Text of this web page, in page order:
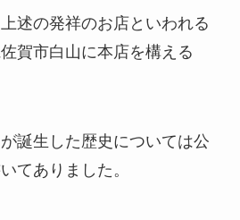
述の発祥のお店といわれる
賀市白山に本店を構える
誕生した歴史については公
てありました。